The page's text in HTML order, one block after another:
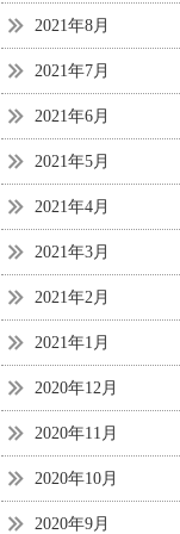
2021年8月
2021年7月
2021年6月
2021年5月
2021年4月
2021年3月
2021年2月
2021年1月
2020年12月
2020年11月
2020年10月
2020年9月